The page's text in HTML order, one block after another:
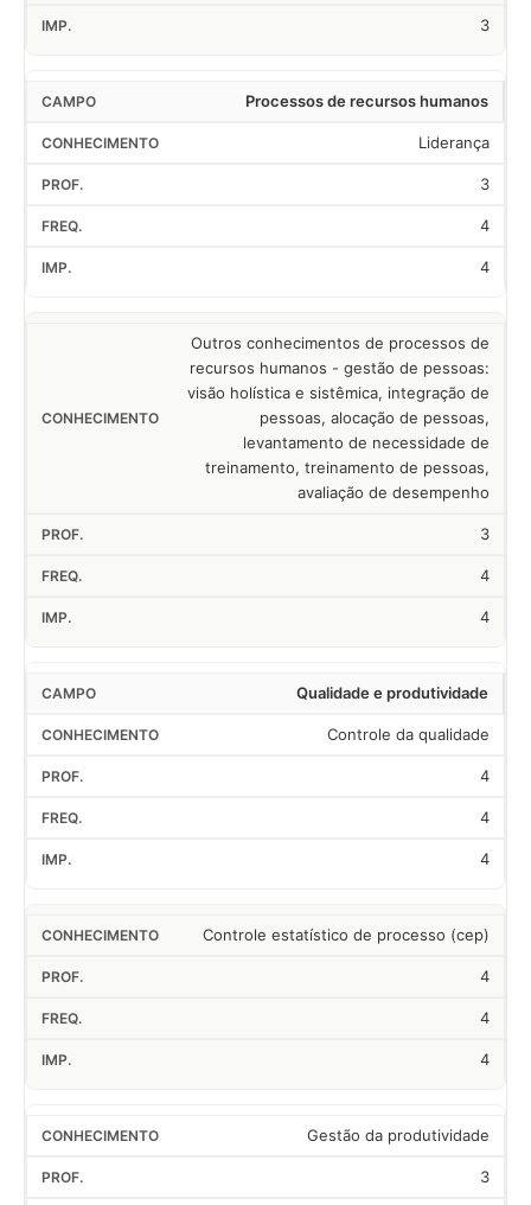
3
Processos de recursos humanos
Liderança
3
4
4
Outros conhecimentos de processos de
recursos humanos - gestão de pessoas:
visão holística e sistêmica, integração de
pessoas, alocação de pessoas,
levantamento de necessidade de
treinamento, treinamento de pessoas,
avaliação de desempenho
3
4
4
Qualidade e produtividade
Controle da qualidade
4
4
4
Controle estatístico de processo (cep)
4
4
4
Gestão da produtividade
3